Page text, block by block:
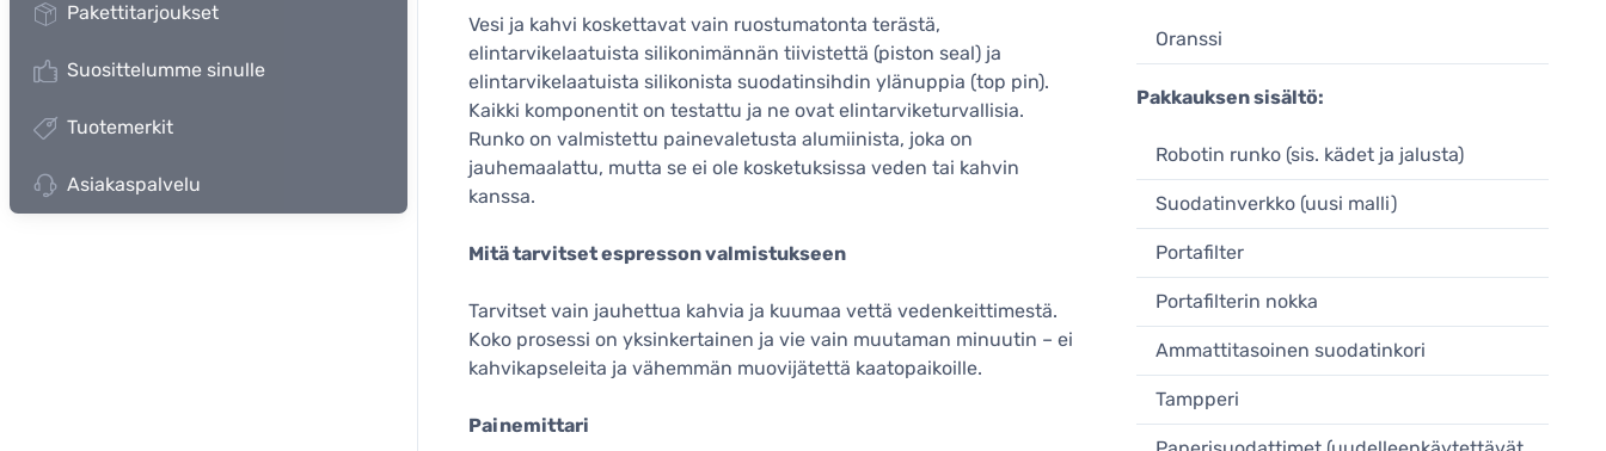
Pakettitarjoukset
Suosittelumme sinulle
Tuotemerkit
Asiakaspalvelu
Vesi ja kahvi koskettavat vain ruostumatonta terästä,
elintarvikelaatuista silikonimännän tiivistettä (piston seal) ja
elintarvikelaatuista silikonista suodatinsihdin ylänuppia (top pin).
Kaikki komponentit on testattu ja ne ovat elintarviketurvallisia.
Runko on valmistettu painevaletusta alumiinista, joka on
jauhemaalattu, mutta se ei ole kosketuksissa veden tai kahvin
kanssa.
Mitä tarvitset espresson valmistukseen
Tarvitset vain jauhettua kahvia ja kuumaa vettä vedenkeittimestä.
Koko prosessi on yksinkertainen ja vie vain muutaman minuutin – ei
kahvikapseleita ja vähemmän muovijätettä kaatopaikoille.
Painemittari
Oranssi
Pakkauksen sisältö:
Robotin runko (sis. kädet ja jalusta)
Suodatinverkko (uusi malli)
Portafilter
Portafilterin nokka
Ammattitasoinen suodatinkori
Tampperi